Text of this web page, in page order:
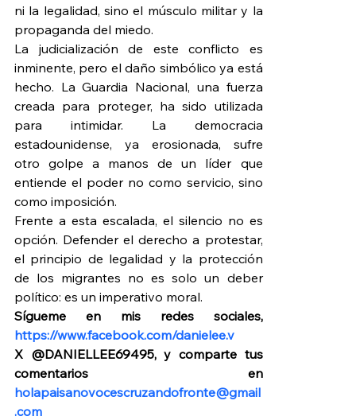
ni la legalidad, sino el músculo militar y la
propaganda del miedo.
La judicialización de este conflicto es
inminente, pero el daño simbólico ya está
hecho. La Guardia Nacional, una fuerza
creada para proteger, ha sido utilizada
para intimidar. La democracia
estadounidense, ya erosionada, sufre
otro golpe a manos de un líder que
entiende el poder no como servicio, sino
como imposición.
Frente a esta escalada, el silencio no es
opción. Defender el derecho a protestar,
el principio de legalidad y la protección
de los migrantes no es solo un deber
político: es un imperativo moral.
Sígueme en mis redes sociales,
https://www.facebook.com/danielee.v
X @DANIELLEE69495, y comparte tus
comentarios en
holapaisanovocescruzandofronte@gmail
.com